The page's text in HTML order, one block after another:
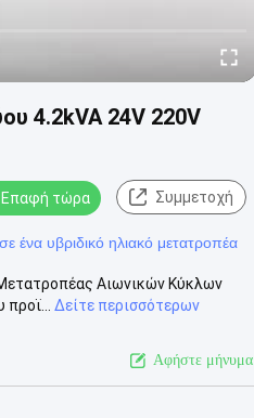
4.2kVA 24V 220V
Επαφή τώρα Συμμετοχή
ένα υβριδικό ηλιακό μετατροπέα
Αιωνικών Κύκλων
Δείτε περισσότερων
Αφήστε μήνυμα.